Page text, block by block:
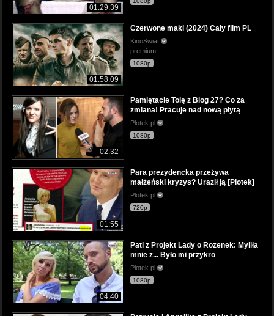
01:29:39
01:58:09
Czerwone maki (2024) Cały film PL
KinoSwiat
premium
1080p
02:32
Pamiętacie Tolę z Blog 27? Co za
zmiana! Pracuje nad nową płytą
Plotek.pl
1080p
01:55
Para prezydencka przeżywa
małżeński kryzys? Uraził ją [Plotek]
Plotek.pl
720p
04:40
Pati z Projekt Lady o Rozenek: Myliła
mnie z... Było mi przykro
Plotek.pl
1080p